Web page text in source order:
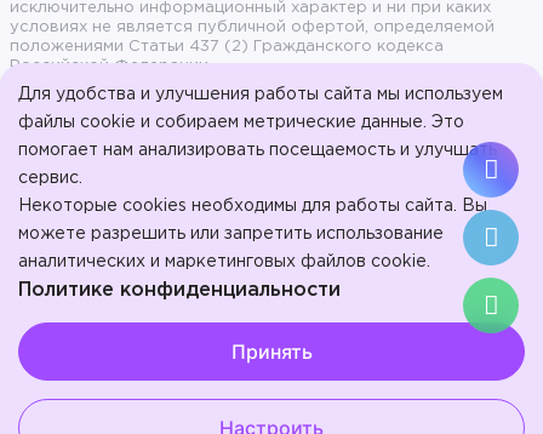
исключительно информационный характер и ни при каких
условиях не является публичной офертой, определяемой
положениями Статьи 437 (2) Гражданского кодекса
Российской Федерации.
Продолжая пользоваться сайтом, вы даете согласие на
конфиденциальности.
© 2017-2026, ООО «Стоматология на Арбате» - Эстетическая
стоматология на Арбате.
ООО "Стоматология в Сокольниках". Л041-01137-77/01023207 от
16 января 2024 г.
ИМЕЮТСЯ
ПРОКОНСУЛЬТИРУЙТЕСЬ СО
Для удобства и улучшения работы сайта мы используем
файлы cookie и собираем метрические данные. Это
помогает нам анализировать посещаемость и улучшать
сервис.
Некоторые cookies необходимы для работы сайта. Вы
можете разрешить или запретить использование
аналитических и маркетинговых файлов cookie.
Политике конфиденциальности
Аналитические/Функциональные
Принять
Настроить